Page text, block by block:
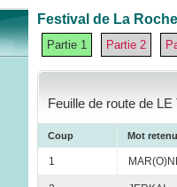
Festival de La
Partie 1 Partie 2
Feuille de route de
Coup Mot retenu
1